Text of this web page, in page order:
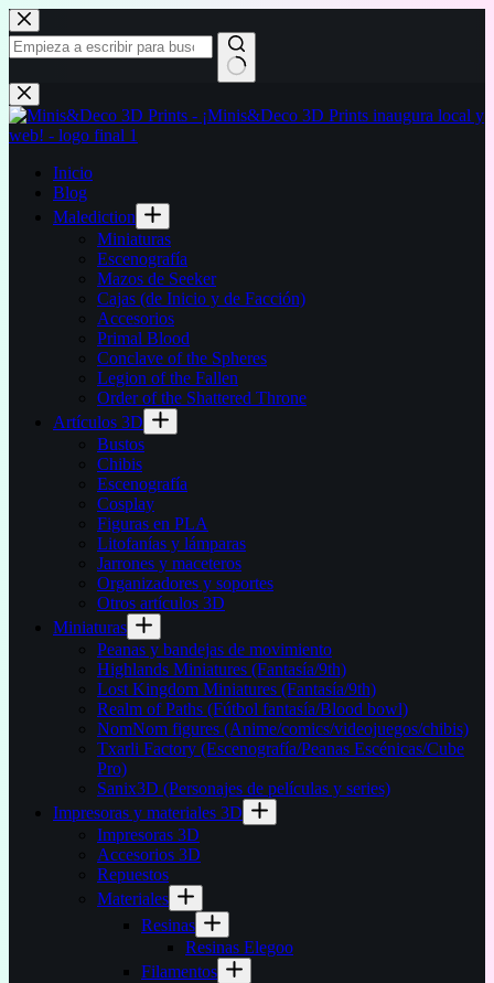
Saltar
al
contenido
Sin
resultados
Inicio
Blog
Malediction
Miniaturas
Escenografía
Mazos de Seeker
Cajas (de Inicio y de Facción)
Accesorios
Primal Blood
Conclave of the Spheres
Legion of the Fallen
Order of the Shattered Throne
Artículos 3D
Bustos
Chibis
Escenografía
Cosplay
Figuras en PLA
Litofanías y lámparas
Jarrones y maceteros
Organizadores y soportes
Otros artículos 3D
Miniaturas
Peanas y bandejas de movimiento
Highlands Miniatures (Fantasía/9th)
Lost Kingdom Miniatures (Fantasía/9th)
Realm of Paths (Fútbol fantasía/Blood bowl)
NomNom figures (Anime/comics/videojuegos/chibis)
Txarli Factory (Escenografía/Peanas Escénicas/Cube
Pro)
Sanix3D (Personajes de películas y series)
Impresoras y materiales 3D
Impresoras 3D
Accesorios 3D
Repuestos
Materiales
Resinas
Resinas Elegoo
Filamentos